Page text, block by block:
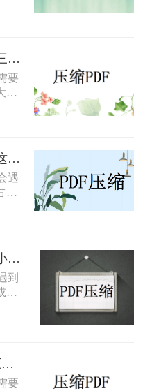
一
pdf文件怎么压缩大小？分享三种实用压缩方法！
要
的
满
大
。
pdf怎么压缩的小一点？试试这三种实用压缩方法！
遇
用
的
点
pdf过大上传不了怎么压缩变小？快来试试这3种压缩方法！
到
分
么
这
pdf怎么压缩？分享4种常见压缩方法！
要